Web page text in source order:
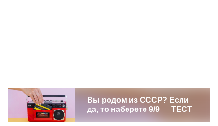
Вы родом из СССР? Если
да, то наберете 9/9 — ТЕСТ